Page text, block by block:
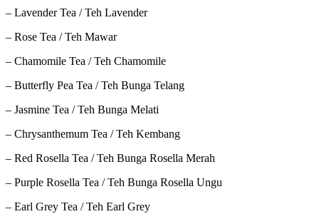
– Lavender Tea / Teh Lavender
– Rose Tea / Teh Mawar
– Chamomile Tea / Teh Chamomile
– Butterfly Pea Tea / Teh Bunga Telang
– Jasmine Tea / Teh Bunga Melati
– Chrysanthemum Tea / Teh Kembang
– Red Rosella Tea / Teh Bunga Rosella Merah
– Purple Rosella Tea / Teh Bunga Rosella Ungu
– Earl Grey Tea / Teh Earl Grey